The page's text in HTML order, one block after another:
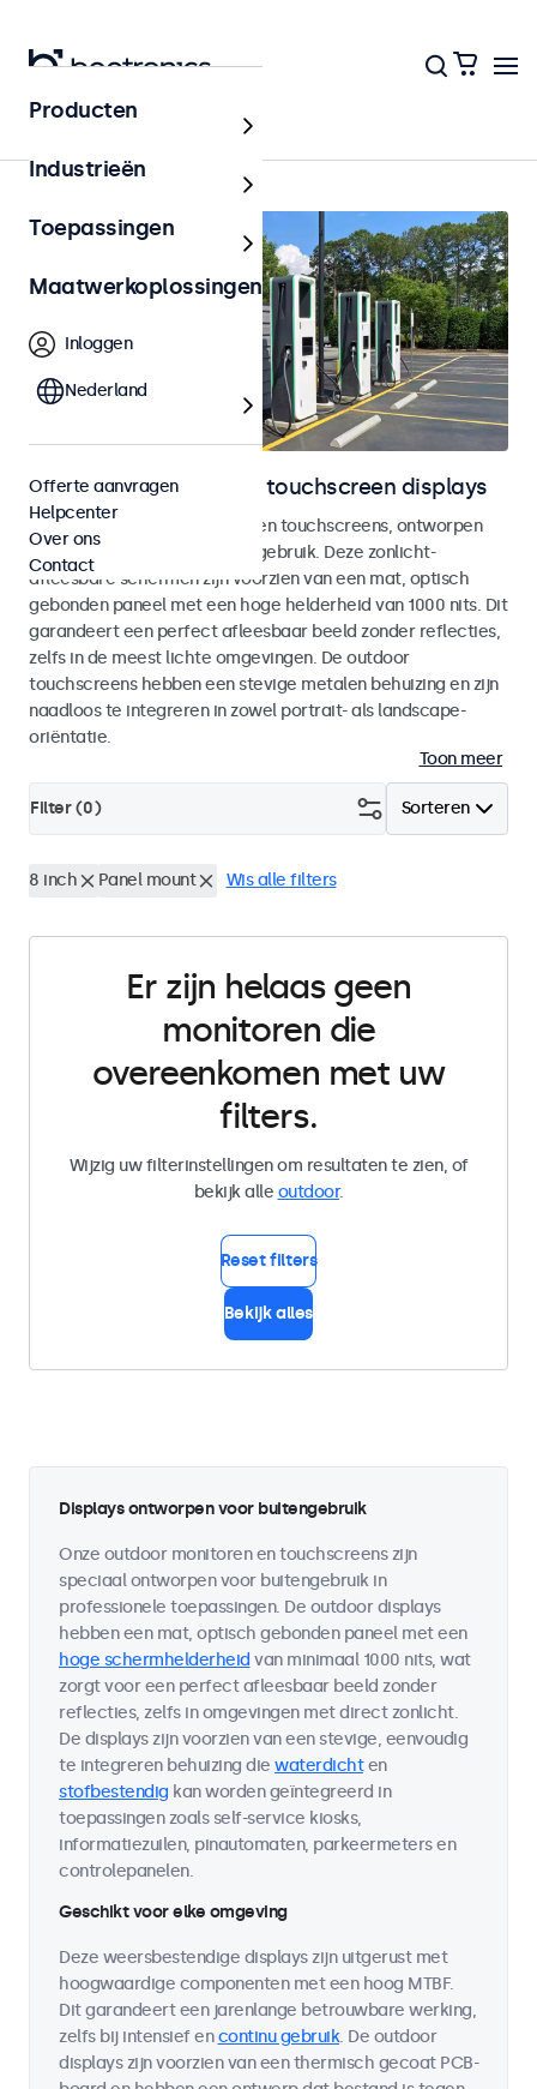
Outdoor
Outdoor monitoren en touchscreen displays
Weersbestendige monitoren en touchscreens, ontworpen
voor zowel binnen- als buitengebruik. Deze zonlicht-
afleesbare schermen zijn voorzien van een mat, optisch
gebonden paneel met een hoge helderheid van 1000 nits. Dit
garandeert een perfect afleesbaar beeld zonder reflecties,
zelfs in de meest lichte omgevingen. De outdoor
touchscreens hebben een stevige metalen behuizing en zijn
naadloos te integreren in zowel portrait- als landscape-
oriëntatie.
Toon meer
Sorteren
Filter (0)
8 inch Panel mount Wis alle filters
Er zijn helaas geen
monitoren die
overeenkomen met uw
filters.
Wijzig uw filterinstellingen om resultaten te zien, of
bekijk alle outdoor.
Reset filters
Bekijk alles
Displays ontworpen voor buitengebruik
Onze outdoor monitoren en touchscreens zijn
speciaal ontworpen voor buitengebruik in
professionele toepassingen. De outdoor displays
hebben een mat, optisch gebonden paneel met een
hoge schermhelderheid van minimaal 1000 nits, wat
zorgt voor een perfect afleesbaar beeld zonder
reflecties, zelfs in omgevingen met direct zonlicht.
De displays zijn voorzien van een stevige, eenvoudig
te integreren behuizing die waterdichten
stofbestendig kan worden geïntegreerd in
toepassingen zoals self-service kiosks,
informatiezuilen, pinautomaten, parkeermeters en
controlepanelen.
Geschikt voor elke omgeving
Deze weersbestendige displays zijn uitgerust met
hoogwaardige componenten met een hoog MTBF.
Dit garandeert een jarenlange betrouwbare werking,
zelfs bij intensief encontinu gebruik. De outdoor
displays zijn voorzien van een thermisch gecoat PCB-
Producten
Industrieën
Toepassingen
Maatwerkoplossingen
Inloggen
Nederland
Offerte aanvragen
Helpcenter
Over ons
Contact